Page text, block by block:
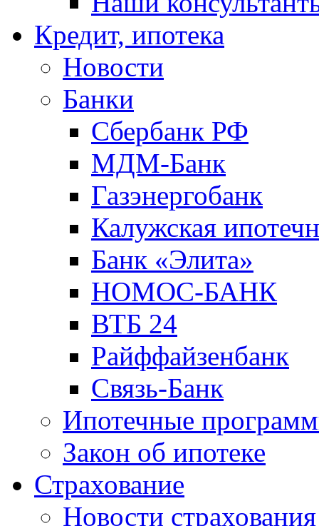
Кредит, ипотека
Новости
Банки
Сбербанк РФ
МДМ-Банк
Газэнергобанк
Калужская
Банк «Элита»
НОМОС-БАНК
ВТБ 24
Райффайзенбанк
Связь-Банк
Ипотечные
Закон об ипотеке
Страхование
Новости страхования